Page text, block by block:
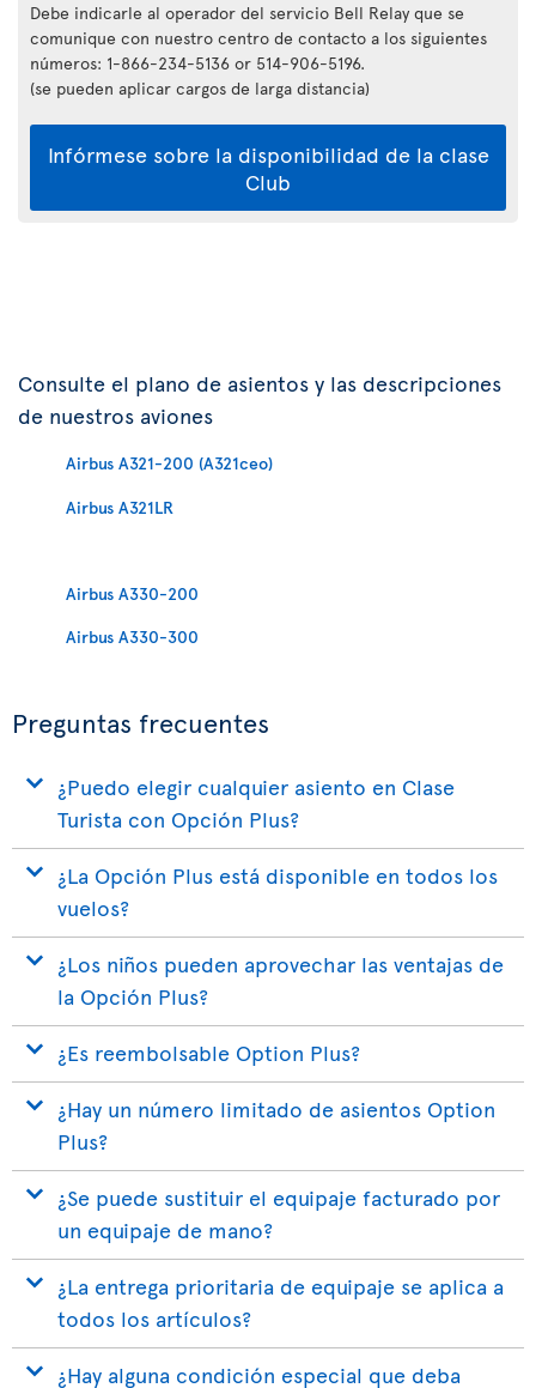
Debe indicarle al operador del servicio Bell Relay que se
comunique con nuestro centro de contacto a los siguientes
números: 1-866-234-5136 or 514-906-5196.
(se pueden aplicar cargos de larga distancia)
Infórmese sobre la disponibilidad de la clase
Club
Consulte el plano de asientos y las descripciones
de nuestros aviones
Airbus A321-200 (A321ceo)
Airbus A321LR
Airbus A330-200
Airbus A330-300
Preguntas frecuentes
¿Puedo elegir cualquier asiento en Clase
Turista con Opción Plus?
¿La Opción Plus está disponible en todos los
vuelos?
¿Los niños pueden aprovechar las ventajas de
la Opción Plus?
¿Es reembolsable Option Plus?
¿Hay un número limitado de asientos Option
Plus?
¿Se puede sustituir el equipaje facturado por
un equipaje de mano?
¿La entrega prioritaria de equipaje se aplica a
todos los artículos?
¿Hay alguna condición especial que deba